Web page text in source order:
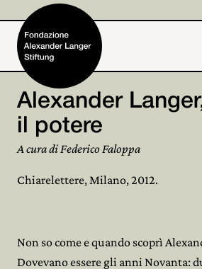
Home
Stiftung
Tätigkeiten und Projekte
Alexander
il potere
A cura di Federico Faloppa
Chiarelettere, Milano, 2012.
Non so come e quando scoprì
Dovevano essere gli anni Novanta: